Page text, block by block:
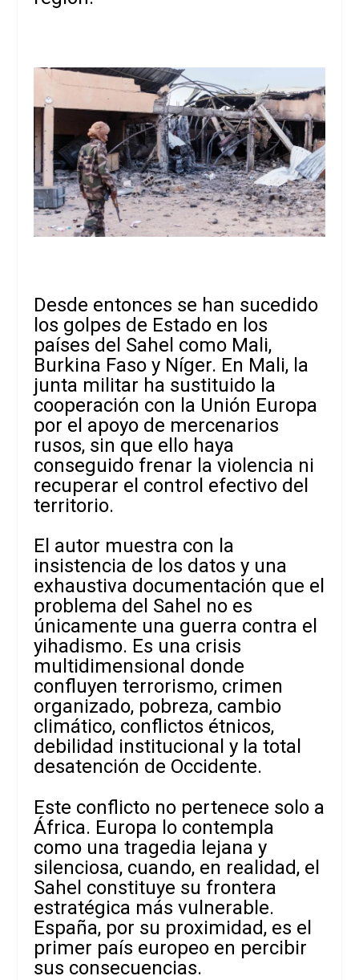
Desde entonces se han sucedido
los golpes de Estado en los
países del Sahel como Mali,
Burkina Faso y Níger. En Mali, la
junta militar ha sustituido la
cooperación con la Unión Europa
por el apoyo de mercenarios
rusos, sin que ello haya
conseguido frenar la violencia ni
recuperar el control efectivo del
territorio.
El autor muestra con la
insistencia de los datos y una
exhaustiva documentación que el
problema del Sahel no es
únicamente una guerra contra el
yihadismo. Es una crisis
multidimensional donde
confluyen terrorismo, crimen
organizado, pobreza, cambio
climático, conflictos étnicos,
debilidad institucional y la total
desatención de Occidente.
Este conflicto no pertenece solo a
África. Europa lo contempla
como una tragedia lejana y
silenciosa, cuando, en realidad, el
Sahel constituye su frontera
estratégica más vulnerable.
España, por su proximidad, es el
primer país europeo en percibir
sus consecuencias.